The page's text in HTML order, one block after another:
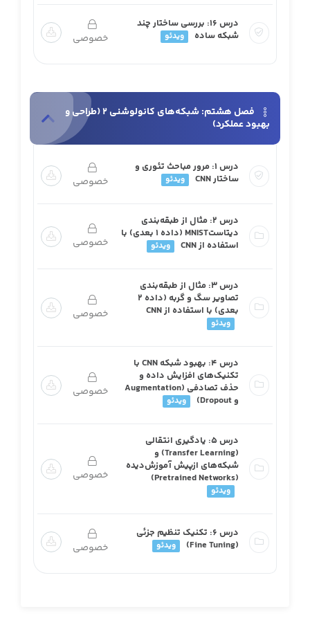
درس ۱۶: بررسی ساختار چند
شبکه ساده
ویدئو خصوصی
فصل هشتم: شبکه‌های کانولوشنی 2 (طراحی و
بهبود عملکرد)
درس 1: مرور مباحث تئوری و
ساختار CNN
ویدئو خصوصی
درس 2: مثال از طبقه‌بندی
دیتاستMNIST (داده 1 بعدی) با
استفاده از CNN
ویدئو خصوصی
درس 3: مثال از طبقه‌بندی
تصاویر سگ و گربه (داده 2
بعدی) با استفاده از CNN
ویدئو
خصوصی
درس 4: بهبود شبکه CNN با
تکنیک‌های افزایش داده و
حذف تصادفی (Augmentation
و Dropout)
ویدئو
خصوصی
درس 5: یادگیری انتقالی
(Transfer Learning) و
شبکه‌های ازپیش آموزش‌دیده
(Pretrained Networks)
ویدئو
خصوصی
درس 6: تکنیک تنظیم جزئی
(Fine Tuning)
ویدئو خصوصی